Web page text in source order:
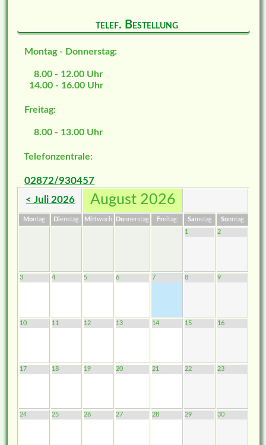
telef. Bestellung
Montag - Donnerstag:
8.00 - 12.00 Uhr
14.00 - 16.00 Uhr
Freitag:
8.00 - 13.00 Uhr
Telefonzentrale:
02872/930457
< Juli 2026 August 2026
Montag Dienstag Mittwoch Donnerstag Freitag Samstag Sonntag
1
2
3 4 5 6 7 8 9
10 11 12 13 14 15 16
17 18 19 20 21 22 23
24 25 26 27 28 29 30